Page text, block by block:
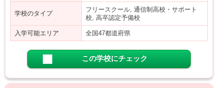
学校のタイプ
フリースクール, 通信制高校・サポート
校, 高卒認定予備校
入学可能エリア 全国47都道府県
この学校にチェック